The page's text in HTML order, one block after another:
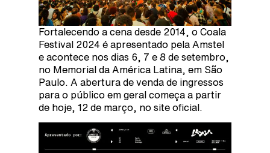
Fortalecendo a cena desde 2014, o Coala
Festival 2024 é apresentado pela Amstel
e acontece nos dias 6, 7 e 8 de setembro,
no Memorial da América Latina, em São
Paulo. A abertura de venda de ingressos
para o público em geral começa a partir
de hoje, 12 de março, no site oficial.